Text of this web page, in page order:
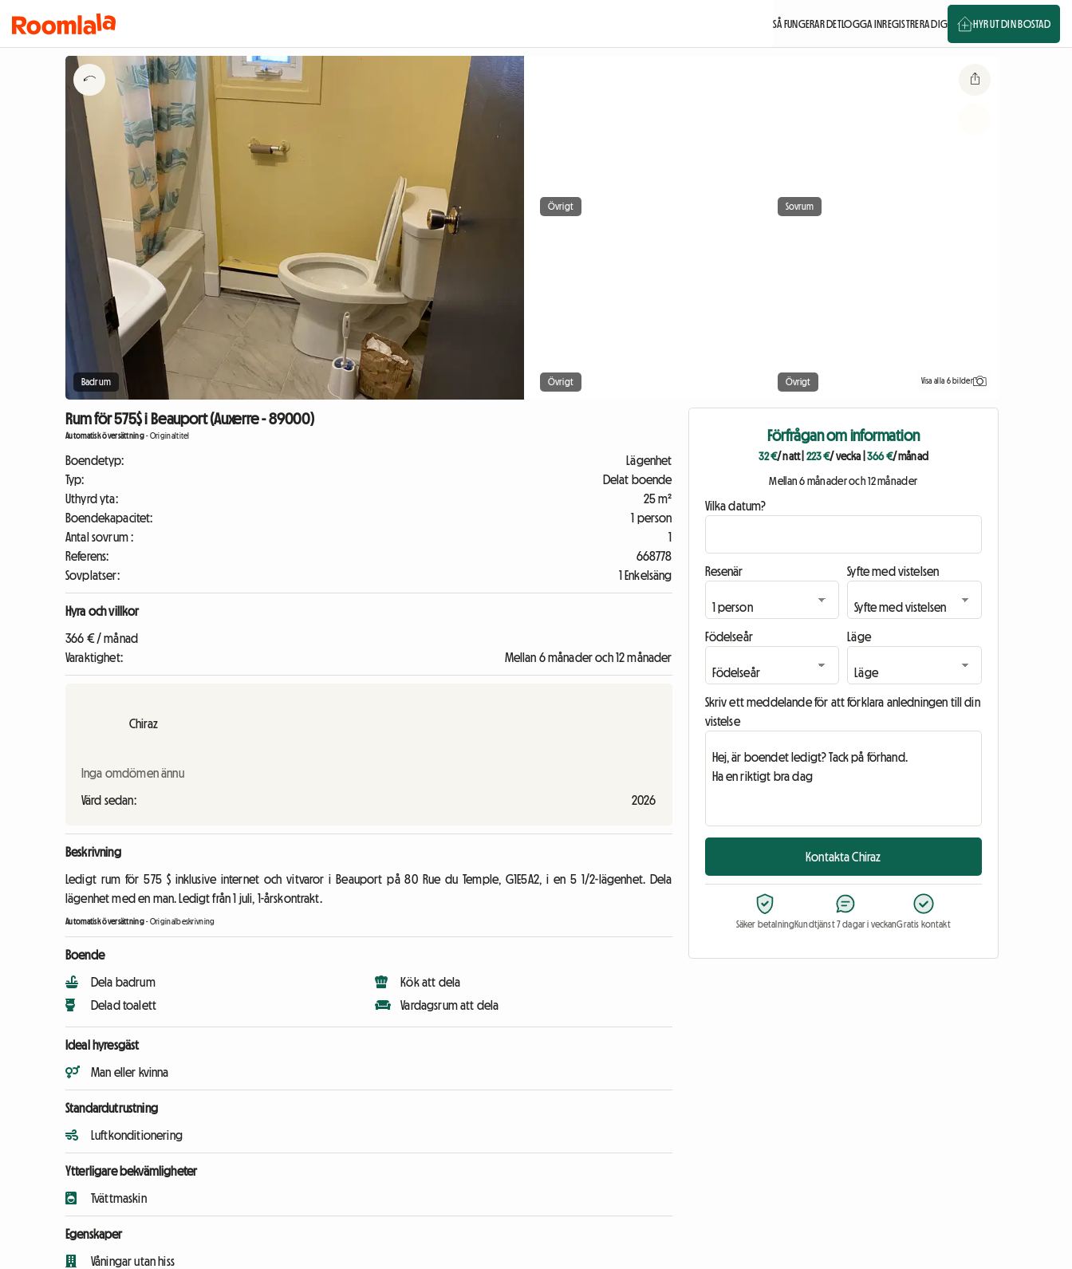
SÅ FUNGERAR DETLOGGA INREGISTRERA DIG HYR UT DIN BOSTAD
Badrum
Övrigt Sovrum
Övrigt Övrigt Visa alla 6 bilder
Rum för 575$ i Beauport (Auxerre - 89000)
Automatisk översättning-Originaltitel
Boendetyp:
Lägenhet
Typ:
Delat boende
Uthyrd yta:
25 m²
Boendekapacitet:
1 person
Antal sovrum :
1
Referens:
668778
Sovplatser:
1 Enkelsäng
Hyra och villkor
366 € / månad
Varaktighet:
Mellan 6 månader och 12 månader
Chiraz
Inga omdömen ännu
Värd sedan: 2026
Beskrivning
Ledigt rum för 575 $ inklusive internet och vitvaror i Beauport på 80 Rue du Temple, G1E5A2, i en 5 1/2-lägenhet. Dela
lägenhet med en man. Ledigt från 1 juli, 1-årskontrakt.
Automatisk översättning-Originalbeskrivning
Boende
Dela badrum
Delad toalett
Kök att dela
Vardagsrum att dela
Ideal hyresgäst
Man eller kvinna
Standardutrustning
Luftkonditionering
Ytterligare bekvämligheter
Tvättmaskin
Egenskaper
Våningar utan hiss
Förfrågan om information
32 €/ natt| 223 €/ vecka |366 €/ månad
Mellan 6 månader och 12 månader
Vilka datum?
Resenär Syfte med vistelsen
Födelseår Läge
Skriv ett meddelande för att förklara anledningen till din
vistelse
Kontakta Chiraz
Säker betalningKundtjänst 7 dagar i veckanGratis kontakt